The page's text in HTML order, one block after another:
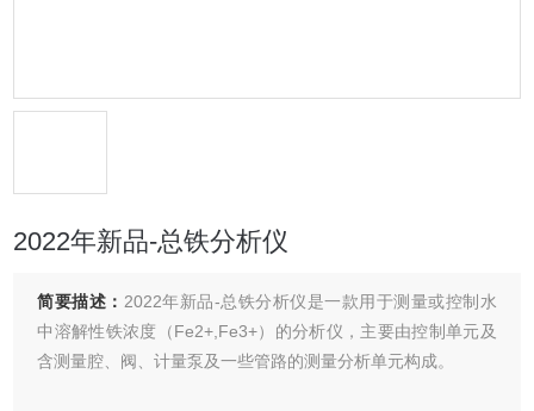
2022年新品-总铁分析仪
简要描述： 2022年新品-总铁分析仪是一款用于测量或控制水
中溶解性铁浓度（Fe2+,Fe3+）的分析仪，主要由控制单元及
含测量腔、阀、计量泵及一些管路的测量分析单元构成。